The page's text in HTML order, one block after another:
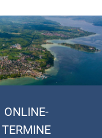
ONLINE-
TERMINE